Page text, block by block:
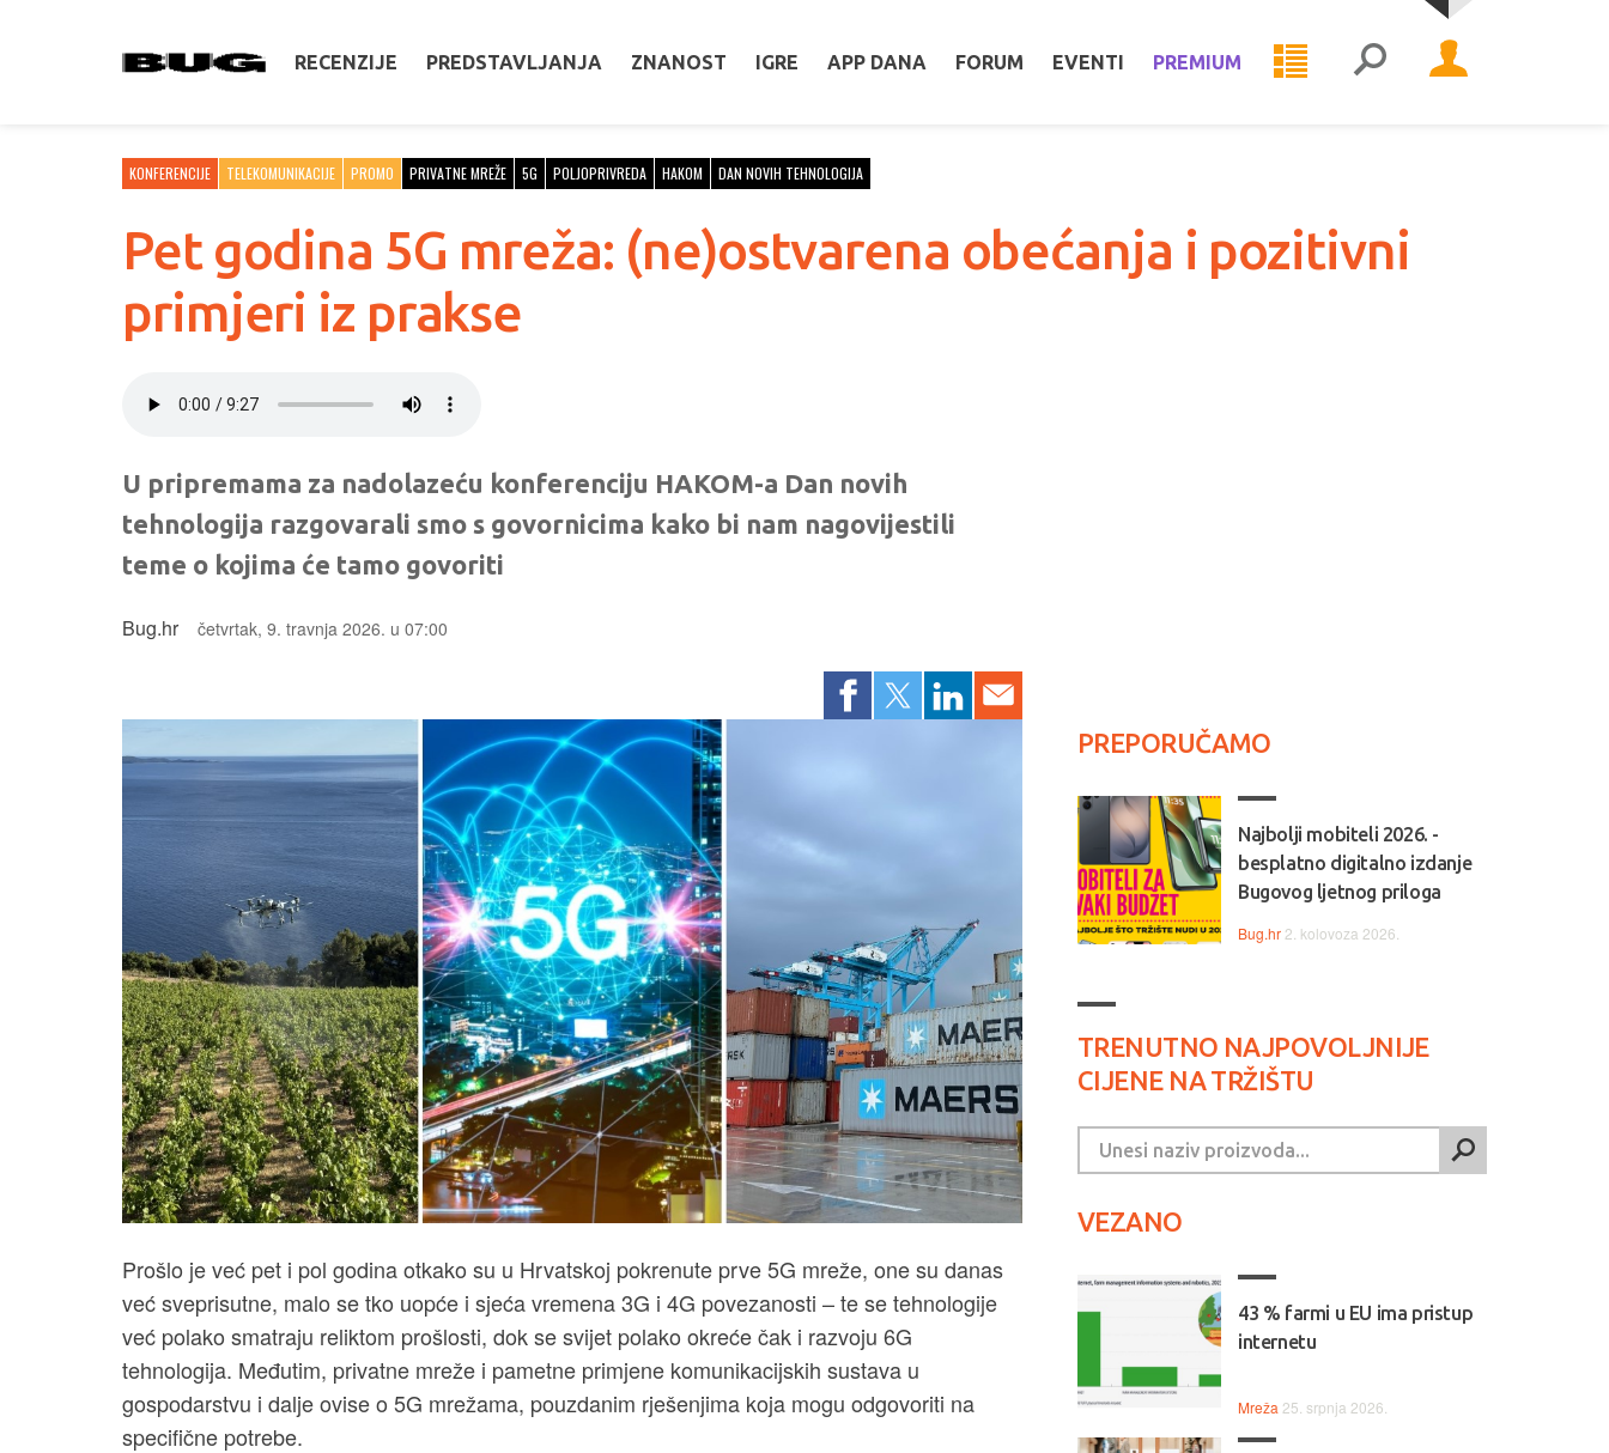
RECENZIJE PREDSTAVLJANJA ZNANOST IGRE APP DANA FORUM EVENTI PREMIUM
KONFERENCIJE TELEKOMUNIKACIJE PROMO PRIVATNE MREŽE 5G POLJOPRIVREDA HAKOM DAN NOVIH TEHNOLOGIJA
Pet godina 5G mreža: (ne)ostvarena obećanja i pozitivni
primjeri iz prakse
U pripremama za nadolazeću konferenciju HAKOM-a Dan novih
tehnologija razgovarali smo s govornicima kako bi nam nagovijestili
teme o kojima će tamo govoriti
Bug.hr četvrtak, 9. travnja 2026. u 07:00
Prošlo je već pet i pol godina otkako su u Hrvatskoj pokrenute prve 5G mreže, one su danas
već sveprisutne, malo se tko uopće i sjeća vremena 3G i 4G povezanosti – te se tehnologije
već polako smatraju reliktom prošlosti, dok se svijet polako okreće čak i razvoju 6G
tehnologija. Međutim, privatne mreže i pametne primjene komunikacijskih sustava u
gospodarstvu i dalje ovise o 5G mrežama, pouzdanim rješenjima koja mogu odgovoriti na
specifične potrebe.
PREPORUČAMO
Najbolji mobiteli 2026. -
besplatno digitalno izdanje
Bugovog ljetnog priloga
Bug.hr 2. kolovoza 2026.
TRENUTNO NAJPOVOLJNIJE
CIJENE NA TRŽIŠTU
VEZANO
43 % farmi u EU ima pristup
internetu
Mreža 25. srpnja 2026.